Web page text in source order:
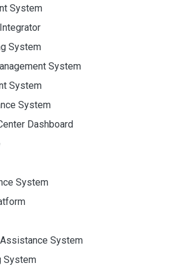
System
System
System
System
System
Dashboard
System
System
System